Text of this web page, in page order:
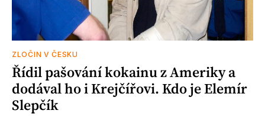
ZLOČIN V ČESKU
Řídil pašování kokainu z Ameriky a
dodával ho i Krejčířovi. Kdo je Elemír
Slepčík